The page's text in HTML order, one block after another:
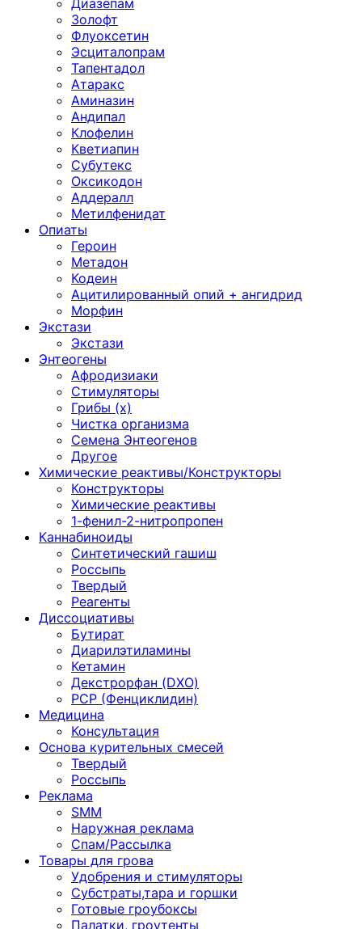
Диазепам
Золофт
Флуоксетин
Эсциталопрам
Тапентадол
Атаракс
Аминазин
Андипал
Клофелин
Кветиапин
Субутекс
Оксикодон
Аддералл
Метилфенидат
Опиаты
Героин
Метадон
Кодеин
Ацитилированный опий + ангидрид
Морфин
Экстази
Экстази
Энтеогены
Афродизиаки
Стимуляторы
Грибы (х)
Чистка организма
Семена Энтеогенов
Другое
Химические реактивы/Конструкторы
Конструкторы
Химические реактивы
1-фенил-2-нитропропен
Каннабиноиды
Синтетический гашиш
Россыпь
Твердый
Реагенты
Диссоциативы
Бутират
Диарилэтиламины
Кетамин
Декстрорфан (DXO)
PCP (Фенциклидин)
Медицина
Консультация
Основа курительных смесей
Твердый
Россыпь
Реклама
SMM
Наружная реклама
Спам/Рассылка
Товары для грова
Удобрения и стимуляторы
Субстраты,тара и горшки
Готовые гроубоксы
Палатки, гроутенты